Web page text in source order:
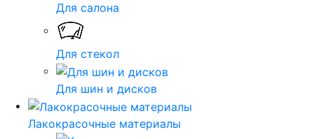
Для салона
Для стекол
Для шин и дисков
Лакокрасочные материалы